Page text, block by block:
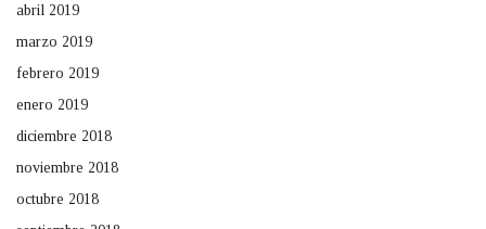
abril 2019
marzo 2019
febrero 2019
enero 2019
diciembre 2018
noviembre 2018
octubre 2018